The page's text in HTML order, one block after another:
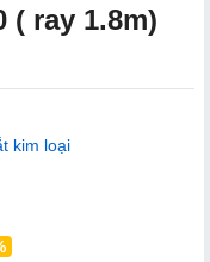
( ray 1.8m)
kim loại